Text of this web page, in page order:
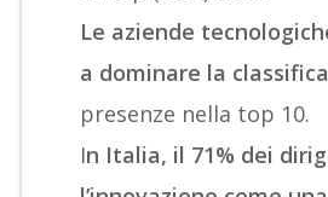
Le aziende
a dominare la classifica
presenze nella top 10.
In Italia, il 71% dei